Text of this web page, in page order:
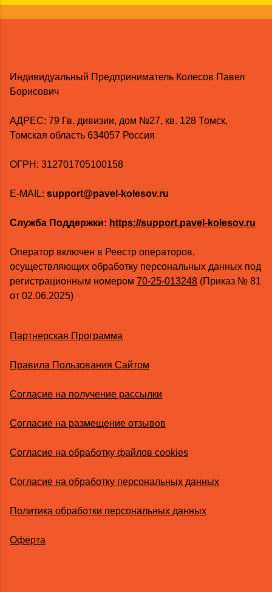
Индивидуальный Предприниматель Колесов Павел
Борисович
AДРЕС: 79 Гв. дивизии, дом №27, кв. 128 Томск,
Томская область 634057 Россия
ОГРН: 312701705100158
E-MAIL: support@pavel-kolesov.ru
Служба Поддержки: https://support.pavel-kolesov.ru
Оператор включен в Реестр операторов,
осуществляющих обработку персональных данных под
регистрационным номером 70-25-013248 (Приказ № 81
от 02.06.2025)
Партнерская Программа
Правила Пользования Сайтом
Согласие на получение рассылки
Согласие на размещение отзывов
Согласие на обработку файлов cookies
Согласие на обработку персональных данных
Политика обработки персональных данных
Оферта